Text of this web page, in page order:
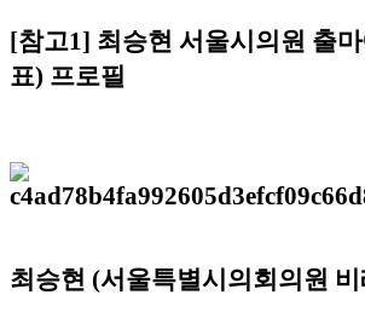
[참고1] 최승현 서울시의원 출
표) 프로필
최승현 (서울특별시의회의원